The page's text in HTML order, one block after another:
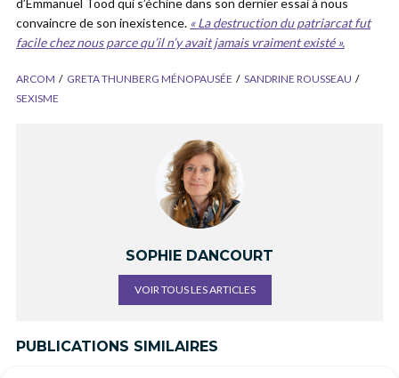
d’Emmanuel Tood qui s’échine dans son dernier essai à nous
convaincre de son inexistence. « La destruction du patriarcat fut
facile chez nous parce qu’il n’y avait jamais vraiment existé ».
ARCOM GRETA THUNBERG MÉNOPAUSÉE
SANDRINE ROUSSEAU
SEXISME
SOPHIE DANCOURT
VOIR TOUS LES ARTICLES
PUBLICATIONS SIMILAIRES